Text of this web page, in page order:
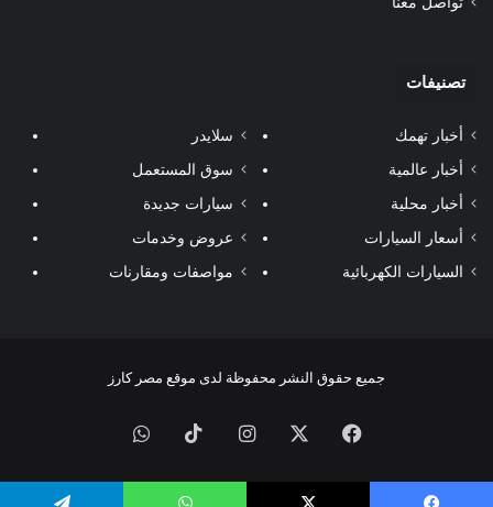
تصنيفات
أخبار تهمك
أخبار عالمية
أخبار محلية
أسعار السيارات
السيارات الكهربائية
سلايدر
سوق المستعمل
سيارات جديدة
عروض وخدمات
مواصفات ومقارنات
جميع حقوق النشر محفوظة لدى موقع مصر كارز
فيسبوك انستقرام‫TikTokواتساب